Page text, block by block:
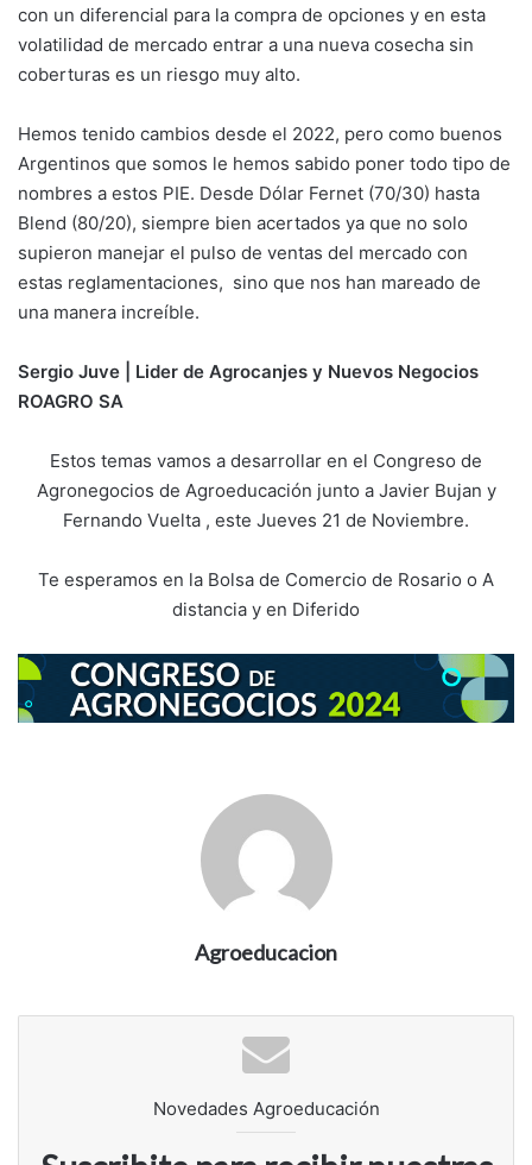
con un diferencial para la compra de opciones y en esta
volatilidad de mercado entrar a una nueva cosecha sin
coberturas es un riesgo muy alto.
Hemos tenido cambios desde el 2022, pero como buenos
Argentinos que somos le hemos sabido poner todo tipo de
nombres a estos PIE. Desde Dólar Fernet (70/30) hasta
Blend (80/20), siempre bien acertados ya que no solo
supieron manejar el pulso de ventas del mercado con
estas reglamentaciones, sino que nos han mareado de
una manera increíble.
Sergio Juve | Lider de Agrocanjes y Nuevos Negocios
ROAGRO SA
Estos temas vamos a desarrollar en el Congreso de
Agronegocios de Agroeducación junto a Javier Bujan y
Fernando Vuelta , este Jueves 21 de Noviembre.
Te esperamos en la Bolsa de Comercio de Rosario o A
distancia y en Diferido
Agroeducacion
Novedades Agroeducación